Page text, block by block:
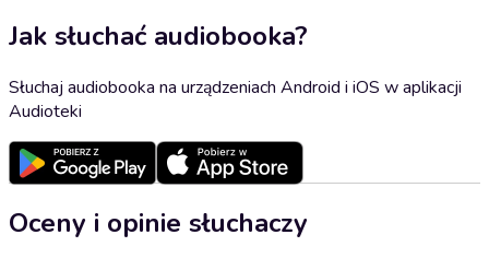
Jak słuchać audiobooka?
Słuchaj audiobooka na urządzeniach Android i iOS w aplikacji
Audioteki
Oceny i opinie słuchaczy